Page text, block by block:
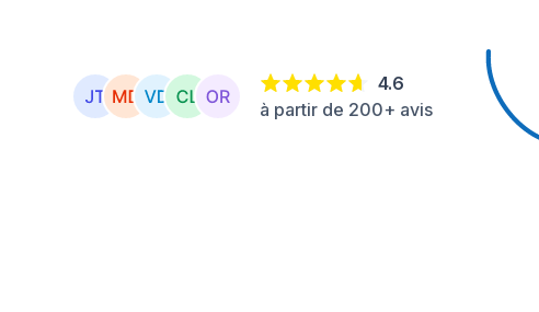
4.6
à partir de 200+ avis